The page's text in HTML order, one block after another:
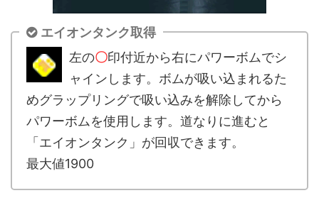
エイオンタンク取得
左の〇印付近から右にパワーボムでシ
ャインします。ボムが吸い込まれるた
めグラップリングで吸い込みを解除してから
パワーボムを使用します。道なりに進むと
「エイオンタンク」が回収できます。
最大値1900